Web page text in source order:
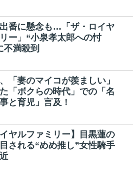
番に懸念も…「ザ・ロイヤ
ー」“小泉孝太郎への忖
不満殺到
「妻のマイコが羨ましい」
「ボクらの時代」での「名
と育児」言及！
イヤルファミリー】目黒蓮の
される“めめ推し”女性騎手